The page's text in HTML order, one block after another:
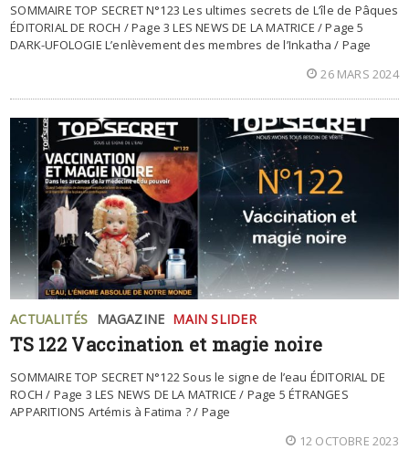
SOMMAIRE TOP SECRET N°123 Les ultimes secrets de L’île de Pâques
ÉDITORIAL DE ROCH / Page 3 LES NEWS DE LA MATRICE / Page 5
DARK-UFOLOGIE L’enlèvement des membres de l’Inkatha / Page
26 MARS 2024
ACTUALITÉS MAGAZINE MAIN SLIDER
TS 122 Vaccination et magie noire
SOMMAIRE TOP SECRET N°122 Sous le signe de l’eau ÉDITORIAL DE
ROCH / Page 3 LES NEWS DE LA MATRICE / Page 5 ÉTRANGES
APPARITIONS Artémis à Fatima ? / Page
12 OCTOBRE 2023